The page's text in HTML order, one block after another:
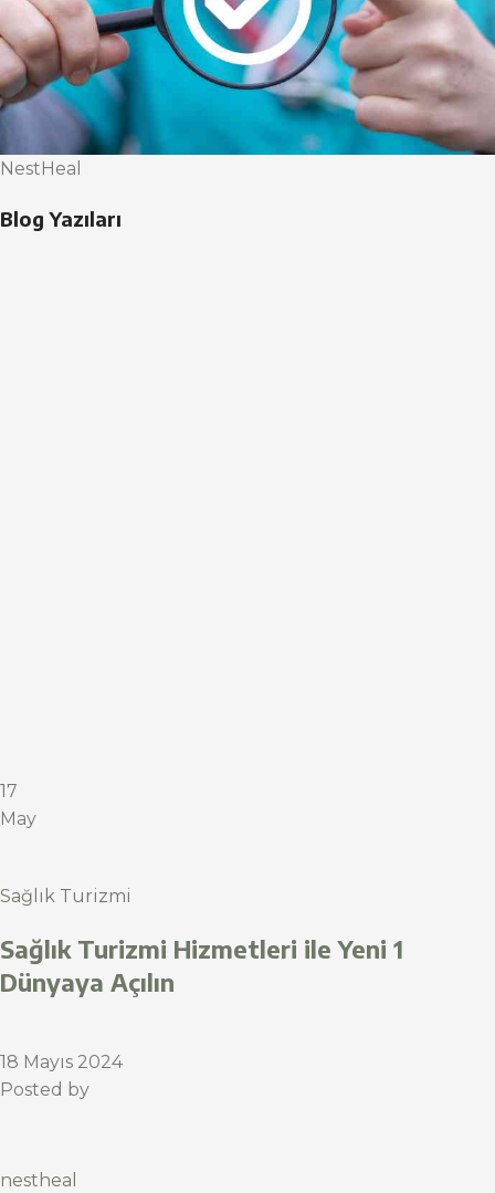
NestHeal
Blog Yazıları
17
May
Sağlık Turizmi
Sağlık Turizmi Hizmetleri ile Yeni 1
Dünyaya Açılın
18 Mayıs 2024
Posted by
nestheal